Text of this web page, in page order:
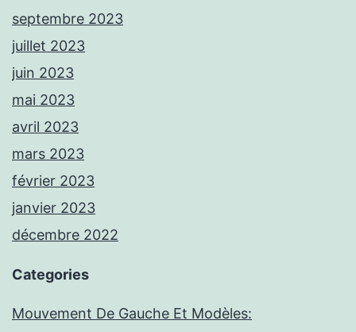
septembre 2023
juillet 2023
juin 2023
mai 2023
avril 2023
mars 2023
février 2023
janvier 2023
décembre 2022
Categories
Mouvement De Gauche Et Modèles: